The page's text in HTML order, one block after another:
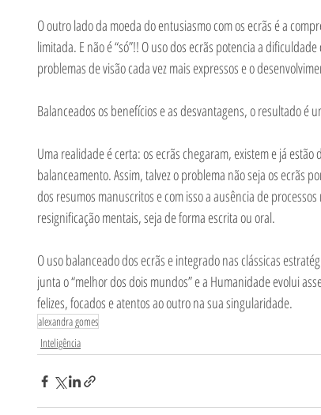
O outro lado da moeda do entusiasmo com os ecrãs é a
limitada. E não é “só”!! O uso dos ecrãs potencia a
problemas de visão cada vez mais expressos e o
Balanceados os benefícios e as desvantagens, o resultado é
Uma realidade é certa: os ecrãs chegaram, existem e já
balanceamento. Assim, talvez o problema não seja os ecrãs
dos resumos manuscritos e com isso a ausência de
resignificação mentais, seja de forma escrita ou oral.
O uso balanceado dos ecrãs e integrado nas clássicas
junta o “melhor dos dois mundos” e a Humanidade evolui
felizes, focados e atentos ao outro na sua singularidade.
alexandra gomes
Inteligência